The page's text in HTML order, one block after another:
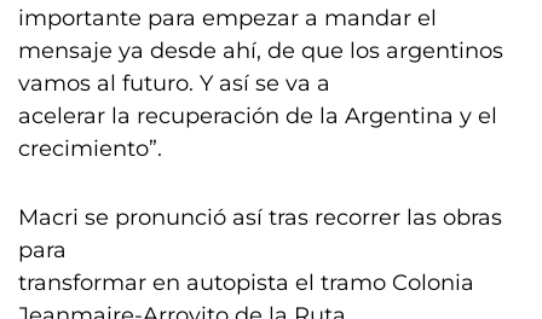
importante para empezar a mandar el
mensaje ya desde ahí, de que los argentinos
vamos al futuro. Y así se va a
acelerar la recuperación de la Argentina y el
crecimiento”.
Macri se pronunció así tras recorrer las obras
para
transformar en autopista el tramo Colonia